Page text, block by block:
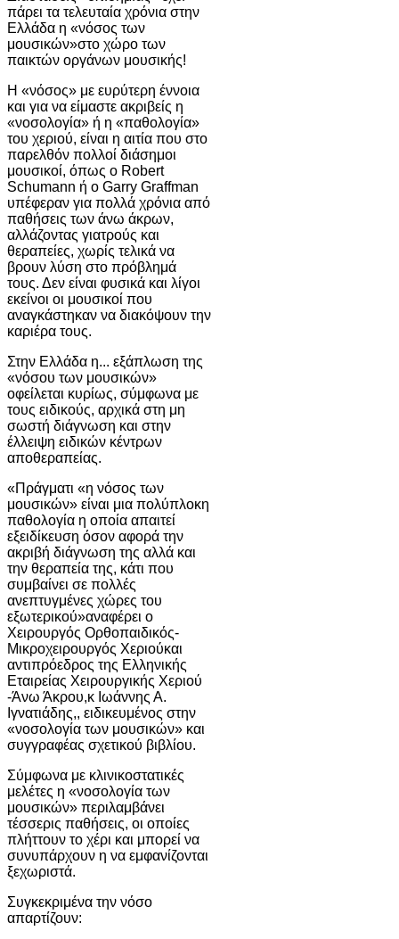
πάρει τα τελευταία χρόνια στην
Ελλάδα η «νόσος των
μουσικών»στο χώρο των
παικτών οργάνων μουσικής!
Η «νόσος» με ευρύτερη έννοια
και για να είμαστε ακριβείς η
«νοσολογία» ή η «παθολογία»
του χεριού, είναι η αιτία που στο
παρελθόν πολλοί διάσημοι
μουσικοί, όπως o Robert
Schumann ή o Garry Graffman
υπέφεραν για πολλά χρόνια από
παθήσεις των άνω άκρων,
αλλάζοντας γιατρούς και
θεραπείες, χωρίς τελικά να
βρουν λύση στο πρόβλημά
τους. Δεν είναι φυσικά και λίγοι
εκείνοι οι μουσικοί που
αναγκάστηκαν να διακόψουν την
καριέρα τους.
Στην Ελλάδα η... εξάπλωση της
«νόσου των μουσικών»
οφείλεται κυρίως, σύμφωνα με
τους ειδικούς, αρχικά στη μη
σωστή διάγνωση και στην
έλλειψη ειδικών κέντρων
αποθεραπείας.
«Πράγματι «η νόσος των
μουσικών» είναι μια πολύπλοκη
παθολογία η οποία απαιτεί
εξειδίκευση όσον αφορά την
ακριβή διάγνωση της αλλά και
την θεραπεία της, κάτι που
συμβαίνει σε πολλές
ανεπτυγμένες χώρες του
εξωτερικού»αναφέρει ο
Χειρουργός Ορθοπαιδικός-
Μικροχειρουργός Χεριούκαι
αντιπρόεδρος της Ελληνικής
Εταιρείας Χειρουργικής Χεριού
-Άνω Άκρου,κ Ιωάννης Α.
Ιγνατιάδης,, ειδικευμένος στην
«νοσολογία των μουσικών» και
συγγραφέας σχετικού βιβλίου.
Σύμφωνα με κλινικοστατικές
μελέτες η «νοσολογία των
μουσικών» περιλαμβάνει
τέσσερις παθήσεις, οι οποίες
πλήττουν το χέρι και μπορεί να
συνυπάρχουν η να εμφανίζονται
ξεχωριστά.
Συγκεκριμένα την νόσο
απαρτίζουν: